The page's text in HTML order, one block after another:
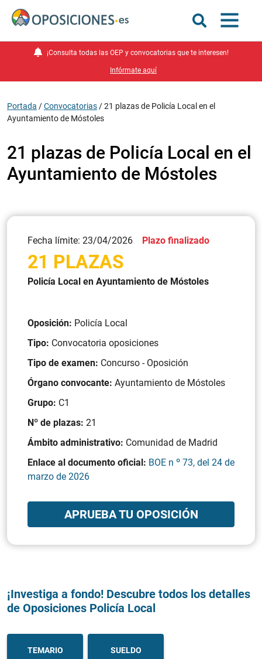
¡Consulta todas las OEP y convocatorias que te interesen!
Infórmate aquí
Portada /Convocatorias /21 plazas de Policía Local en el
Ayuntamiento de Móstoles
21 plazas de Policía Local en el
Ayuntamiento de Móstoles
Fecha límite: 23/04/2026 Plazo finalizado
21 PLAZAS
Policía Local en Ayuntamiento de Móstoles
Oposición: Policía Local
Tipo: Convocatoria oposiciones
Tipo de examen: Concurso - Oposición
Órgano convocante: Ayuntamiento de Móstoles
Grupo: C1
Nº de plazas: 21
Ámbito administrativo: Comunidad de Madrid
Enlace al documento oficial: BOE n º 73, del 24 de
marzo de 2026
APRUEBA TU OPOSICIÓN
¡Investiga a fondo! Descubre todos los detalles
de Oposiciones Policía Local
TEMARIO SUELDO